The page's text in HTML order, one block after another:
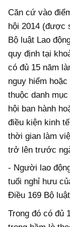
Căn cứ vào
hội 2014 (được
Bộ luật Lao
quy định tại
có đủ 15 năm
nguy hiểm
thuộc danh
hội ban hành
điều kiện kinh
thời gian làm
trở lên trước
- Người lao
tuổi nghỉ hưu
Điều 169 Bộ
Trong đó có đủ